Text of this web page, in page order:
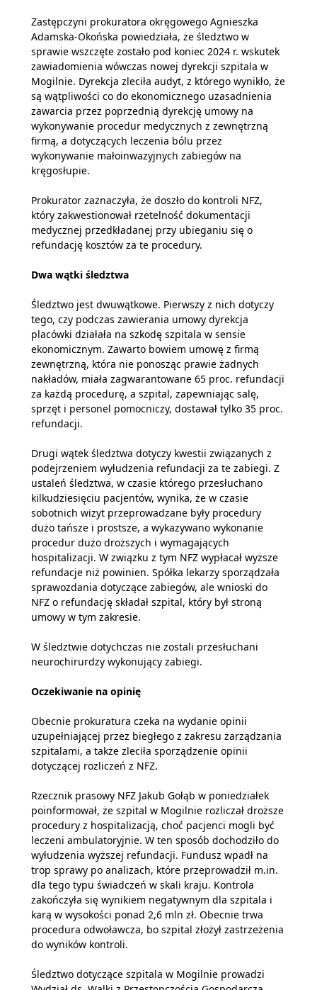
Zastępczyni prokuratora okręgowego Agnieszka
Adamska-Okońska powiedziała, że śledztwo w
sprawie wszczęte zostało pod koniec 2024 r. wskutek
zawiadomienia wówczas nowej dyrekcji szpitala w
Mogilnie. Dyrekcja zleciła audyt, z którego wynikło, że
są wątpliwości co do ekonomicznego uzasadnienia
zawarcia przez poprzednią dyrekcję umowy na
wykonywanie procedur medycznych z zewnętrzną
firmą, a dotyczących leczenia bólu przez
wykonywanie małoinwazyjnych zabiegów na
kręgosłupie.
Prokurator zaznaczyła, że doszło do kontroli NFZ,
który zakwestionował rzetelność dokumentacji
medycznej przedkładanej przy ubieganiu się o
refundację kosztów za te procedury.
Dwa wątki śledztwa
Śledztwo jest dwuwątkowe. Pierwszy z nich dotyczy
tego, czy podczas zawierania umowy dyrekcja
placówki działała na szkodę szpitala w sensie
ekonomicznym. Zawarto bowiem umowę z firmą
zewnętrzną, która nie ponosząc prawie żadnych
nakładów, miała zagwarantowane 65 proc. refundacji
za każdą procedurę, a szpital, zapewniając salę,
sprzęt i personel pomocniczy, dostawał tylko 35 proc.
refundacji.
Drugi wątek śledztwa dotyczy kwestii związanych z
podejrzeniem wyłudzenia refundacji za te zabiegi. Z
ustaleń śledztwa, w czasie którego przesłuchano
kilkudziesięciu pacjentów, wynika, że w czasie
sobotnich wizyt przeprowadzane były procedury
dużo tańsze i prostsze, a wykazywano wykonanie
procedur dużo droższych i wymagających
hospitalizacji. W związku z tym NFZ wypłacał wyższe
refundacje niż powinien. Spółka lekarzy sporządzała
sprawozdania dotyczące zabiegów, ale wnioski do
NFZ o refundację składał szpital, który był stroną
umowy w tym zakresie.
W śledztwie dotychczas nie zostali przesłuchani
neurochirurdzy wykonujący zabiegi.
Oczekiwanie na opinię
Obecnie prokuratura czeka na wydanie opinii
uzupełniającej przez biegłego z zakresu zarządzania
szpitalami, a także zleciła sporządzenie opinii
dotyczącej rozliczeń z NFZ.
Rzecznik prasowy NFZ Jakub Gołąb w poniedziałek
poinformował, że szpital w Mogilnie rozliczał droższe
procedury z hospitalizacją, choć pacjenci mogli być
leczeni ambulatoryjnie. W ten sposób dochodziło do
wyłudzenia wyższej refundacji. Fundusz wpadł na
trop sprawy po analizach, które przeprowadził m.in.
dla tego typu świadczeń w skali kraju. Kontrola
zakończyła się wynikiem negatywnym dla szpitala i
karą w wysokości ponad 2,6 mln zł. Obecnie trwa
procedura odwoławcza, bo szpital złożył zastrzeżenia
do wyników kontroli.
Śledztwo dotyczące szpitala w Mogilnie prowadzi